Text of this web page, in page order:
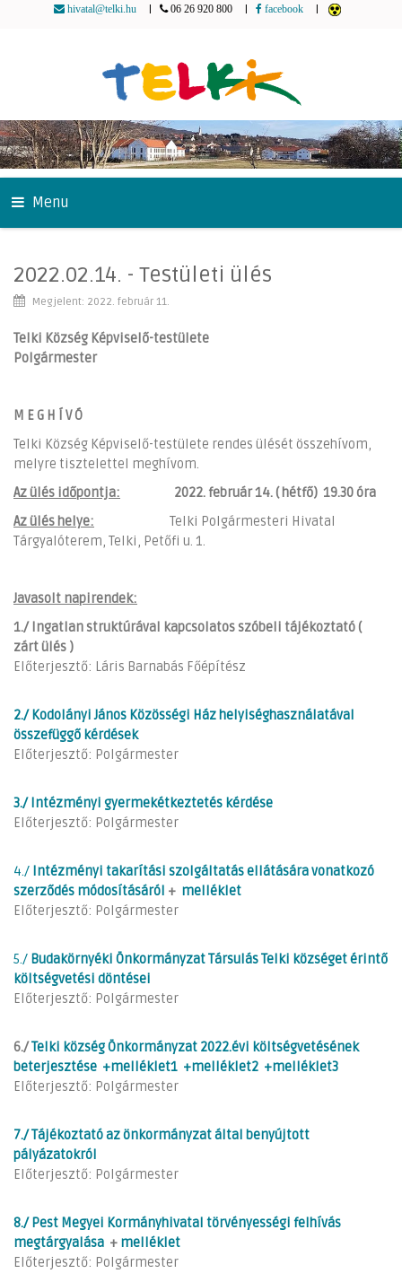
hivatal@telki.hu 06 26 920 800 facebook
Menu
2022.02.14. - Testületi ülés
Megjelent: 2022. február 11.
Telki Község Képviselő-testülete
Polgármester
M E G H Í V Ó
Telki Község Képviselő-testülete rendes ülését összehívom,
melyre tisztelettel meghívom.
Az ülés időpontja:
2022. február 14. ( hétfő) 19.30 óra
Az ülés helye: Telki Polgármesteri Hivatal
Tárgyalóterem, Telki, Petőfi u. 1.
Javasolt napirendek:
1./ Ingatlan struktúrával kapcsolatos szóbeli tájékoztató (
zárt ülés )
Előterjesztő: Láris Barnabás Főépítész
2./ Kodolányi János Közösségi Ház helyiséghasználatával
összefüggő kérdések
Előterjesztő: Polgármester
3./ Intézményi gyermekétkeztetés kérdése
Előterjesztő: Polgármester
4./ Intézményi takarítási szolgáltatás ellátására vonatkozó
szerződés módosításáról + melléklet
Előterjesztő: Polgármester
5./ Budakörnyéki Önkormányzat Társulás Telki községet érintő
költségvetési döntései
Előterjesztő: Polgármester
6./Telki község Önkormányzat 2022.évi költségvetésének
beterjesztése +melléklet1 +melléklet2 +melléklet3
Előterjesztő: Polgármester
7./ Tájékoztató az önkormányzat által benyújtott
pályázatokról
Előterjesztő: Polgármester
8./ Pest Megyei Kormányhivatal törvényességi felhívás
megtárgyalása + melléklet
Előterjesztő: Polgármester